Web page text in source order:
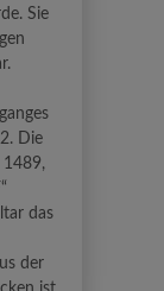
Sie
Die
1489,
das
der